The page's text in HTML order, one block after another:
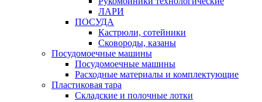
ЛАРИ
ПОСУДА
Кастрюли, сотейники
Сковороды, казаны
Посудомоечные машины
Посудомоечные машины
Расходные материалы и комплектующие
Пластиковая тара
Складские и полочные лотки